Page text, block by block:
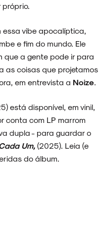
vibe apocalíptica,
e fim do mundo. Ele
que a gente pode ir para
as coisas que projetamos
em entrevista a Noize
está disponível, em vinil,
conta com LP marrom
dupla - para guardar o
Um, (2025). Leia (e
do álbum.